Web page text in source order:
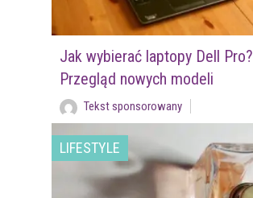
Jak wybierać laptopy Dell Pro?
Przegląd nowych modeli
Tekst sponsorowany
LIFESTYLE